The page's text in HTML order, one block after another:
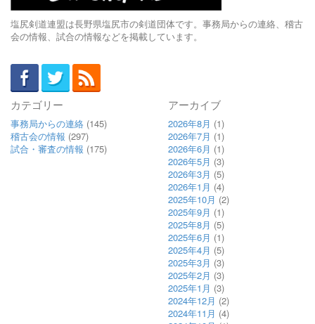
塩尻剣道連盟は長野県塩尻市の剣道団体です。事務局からの連絡、稽古
会の情報、試合の情報などを掲載しています。
カテゴリー
事務局からの連絡 (145)
稽古会の情報 (297)
試合・審査の情報 (175)
アーカイブ
2026年8月 (1)
2026年7月 (1)
2026年6月 (1)
2026年5月 (3)
2026年3月 (5)
2026年1月 (4)
2025年10月 (2)
2025年9月 (1)
2025年8月 (5)
2025年6月 (1)
2025年4月 (5)
2025年3月 (3)
2025年2月 (3)
2025年1月 (3)
2024年12月 (2)
2024年11月 (4)